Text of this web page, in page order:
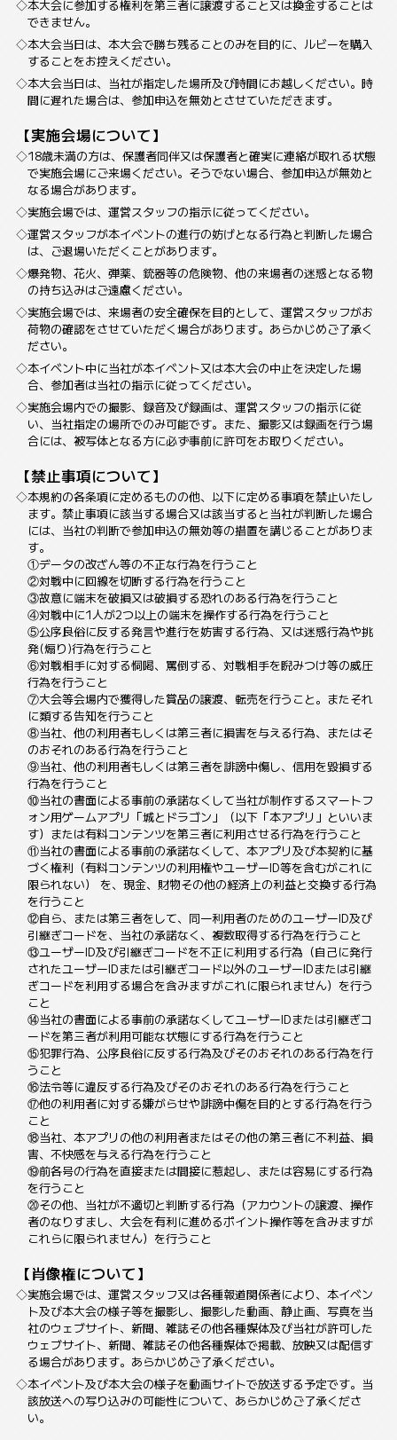
本大会に参加する権利を第三者に譲渡すること又は換金することは
できません。
本大会当日は、本大会で勝ち残ることのみを目的に、ルビーを購入
することをお控えください。
本大会当日は、当社が指定した場所及び時間にお越しください。時
間に遅れた場合は、参加申込を無効とさせていただきます。
【実施会場について】
18歳未満の方は、保護者同伴又は保護者と確実に連絡が取れる状態
で実施会場にご来場ください。そうでない場合、参加申込が無効と
なる場合があります。
実施会場では、運営スタッフの指示に従ってください。
運営スタッフが本イベントの進行の妨げとなる行為と判断した場合
は、ご退場いただくことがあります。
爆発物、花火、弾薬、銃器等の危険物、他の来場者の迷惑となる物
の持ち込みはご遠慮ください。
実施会場では、来場者の安全確保を目的として、運営スタッフがお
荷物の確認をさせていただく場合があります。あらかじめご了承く
ださい。
本イベント中に当社が本イベント又は本大会の中止を決定した場
合、参加者は当社の指示に従ってください。
実施会場内での撮影、録音及び録画は、運営スタッフの指示に従
い、当社指定の場所でのみ可能です。また、撮影又は録画を行う場
合には、被写体となる方に必ず事前に許可をお取りください。
【禁止事項について】
本規約の各条項に定めるものの他、以下に定める事項を禁止いたし
ます。禁止事項に該当する場合又は該当すると当社が判断した場合
には、当社の判断で参加申込の無効等の措置を講じることがありま
す。
①データの改ざん等の不正な行為を行うこと
②対戦中に回線を切断する行為を行うこと
③故意に端末を破損又は破損する恐れのある行為を行うこと
④対戦中に1人が2つ以上の端末を操作する行為を行うこと
⑤公序良俗に反する発言や進行を妨害する行為、又は迷惑行為や挑
発(煽り)行為を行うこと
⑥対戦相手に対する恫喝、罵倒する、対戦相手を睨みつけ等の威圧
行為を行うこと
⑦大会等会場内で獲得した賞品の譲渡、転売を行うこと。またそれ
に類する告知を行うこと
⑧当社、他の利用者もしくは第三者に損害を与える行為、またはそ
のおそれのある行為を行うこと
⑨当社、他の利用者もしくは第三者を誹謗中傷し、信用を毀損する
行為を行うこと
⑩当社の書面による事前の承諾なくして当社が制作するスマートフ
ォン用ゲームアプリ「城とドラゴン」（以下「本アプリ」といいま
す）または有料コンテンツを第三者に利用させる行為を行うこと
⑪当社の書面による事前の承諾なくして、本アプリ及び本契約に基
づく権利（有料コンテンツの利用権やユーザーID等を含むがこれに
限られない） を、現金、財物その他の経済上の利益と交換する行為
を行うこと
⑫自ら、または第三者をして、同一利用者のためのユーザーID及び
引継ぎコードを、当社の承諾なく、複数取得する行為を行うこと
⑬ユーザーID及び引継ぎコードを不正に利用する行為（自己に発行
されたユーザーIDまたは引継ぎコード以外のユーザーIDまたは引継
ぎコードを利用する場合を含みますがこれに限られません）を行う
こと
⑭当社の書面による事前の承諾なくしてユーザーIDまたは引継ぎコ
ードを第三者が利用可能な状態にする行為を行うこと
⑮犯罪行為、公序良俗に反する行為及びそのおそれのある行為を行
うこと
⑯法令等に違反する行為及びそのおそれのある行為を行うこと
⑰他の利用者に対する嫌がらせや誹謗中傷を目的とする行為を行う
こと
⑱当社、本アプリの他の利用者またはその他の第三者に不利益、損
害、不快感を与える行為を行うこと
⑲前各号の行為を直接または間接に惹起し、または容易にする行為
を行うこと
⑳その他、当社が不適切と判断する行為（アカウントの譲渡、操作
者のなりすまし、大会を有利に進めるポイント操作等を含みますが
これらに限られません）を行うこと
【肖像権について】
実施会場では、運営スタッフ又は各種報道関係者により、本イベン
ト及び本大会の様子等を撮影し、撮影した動画、静止画、写真を当
社のウェブサイト、新聞、雑誌その他各種媒体及び当社が許可した
ウェブサイト、新聞、雑誌その他各種媒体で掲載、放映又は配信す
る場合があります。あらかじめご了承ください。
本イベント及び本大会の様子を動画サイトで放送する予定です。当
該放送への写り込みの可能性について、あらかじめご了承くださ
い。